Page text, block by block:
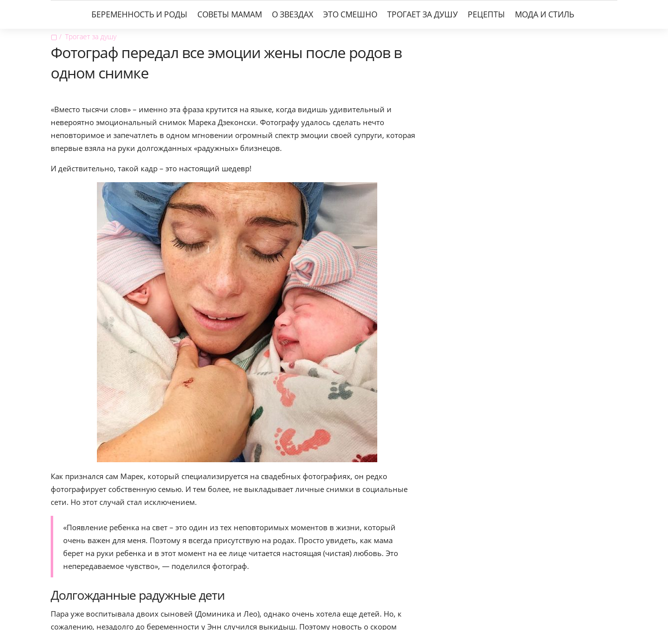
БЕРЕМЕННОСТЬ И РОДЫ СОВЕТЫ МАМАМ О ЗВЕЗДАХ ЭТО СМЕШНО ТРОГАЕТ ЗА ДУШУ РЕЦЕПТЫ МОДА И СТИЛЬ
▢ Трогает за душу
Фотограф передал все эмоции жены после родов в
одном снимке
«Вместо тысячи слов» – именно эта фраза крутится на языке, когда видишь удивительный и
невероятно эмоциональный снимок Марека Дзеконски. Фотографу удалось сделать нечто
неповторимое и запечатлеть в одном мгновении огромный спектр эмоции своей супруги, которая
впервые взяла на руки долгожданных «радужных» близнецов.
И действительно, такой кадр – это настоящий шедевр!
Как признался сам Марек, который специализируется на свадебных фотографиях, он редко
фотографирует собственную семью. И тем более, не выкладывает личные снимки в социальные
сети. Но этот случай стал исключением.
«Появление ребенка на свет – это один из тех неповторимых моментов в жизни, который
очень важен для меня. Поэтому я всегда присутствую на родах. Просто увидеть, как мама
берет на руки ребенка и в этот момент на ее лице читается настоящая (чистая) любовь. Это
непередаваемое чувство», — поделился фотограф.
Долгожданные радужные дети
Пара уже воспитывала двоих сыновей (Доминика и Лео), однако очень хотела еще детей. Но, к
сожалению, незадолго до беременности у Энн случился выкидыш. Поэтому новость о скором